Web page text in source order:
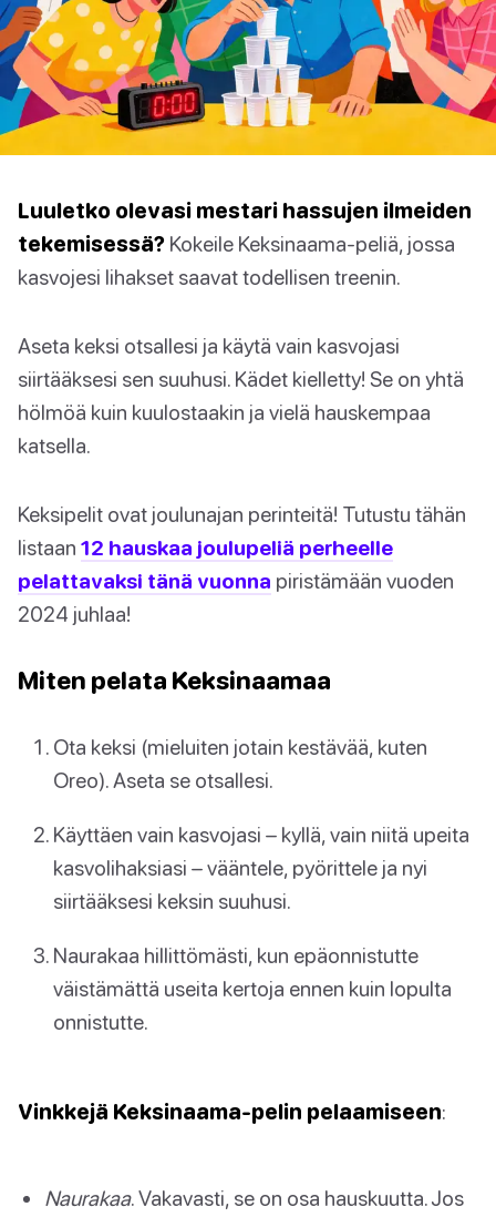
Luuletko olevasi mestari hassujen ilmeiden
tekemisessä? Kokeile Keksinaama-peliä, jossa
kasvojesi lihakset saavat todellisen treenin.
Aseta keksi otsallesi ja käytä vain kasvojasi
siirtääksesi sen suuhusi. Kädet kielletty! Se on yhtä
hölmöä kuin kuulostaakin ja vielä hauskempaa
katsella.
Keksipelit ovat joulunajan perinteitä! Tutustu tähän
listaan 12 hauskaa joulupeliä perheelle
pelattavaksi tänä vuonna piristämään vuoden
2024 juhlaa!
Miten pelata Keksinaamaa
Ota keksi (mieluiten jotain kestävää, kuten
Oreo). Aseta se otsallesi.
Käyttäen vain kasvojasi – kyllä, vain niitä upeita
kasvolihaksiasi – vääntele, pyörittele ja nyi
siirtääksesi keksin suuhusi.
Naurakaa hillittömästi, kun epäonnistutte
väistämättä useita kertoja ennen kuin lopulta
onnistutte.
Vinkkejä Keksinaama-pelin pelaamiseen:
Naurakaa. Vakavasti, se on osa hauskuutta. Jos